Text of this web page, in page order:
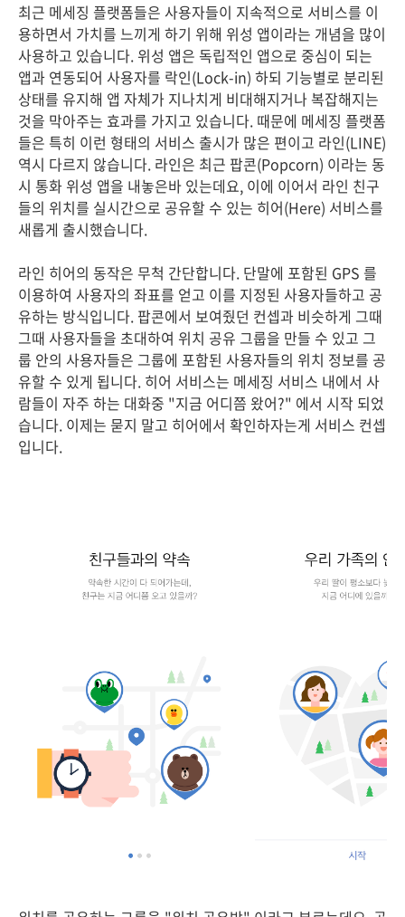
최근 메세징 플랫폼들은 사용자들이 지속적으로 서비스를 이
용하면서 가치를 느끼게 하기 위해 위성 앱이라는 개념을 많이
사용하고 있습니다. 위성 앱은 독립적인 앱으로 중심이 되는
앱과 연동되어 사용자를 락인(Lock-in) 하되 기능별로 분리된
상태를 유지해 앱 자체가 지나치게 비대해지거나 복잡해지는
것을 막아주는 효과를 가지고 있습니다. 때문에 메세징 플랫폼
들은 특히 이런 형태의 서비스 출시가 많은 편이고 라인(LINE)
역시 다르지 않습니다. 라인은 최근 팝콘(Popcorn) 이라는 동
시 통화 위성 앱을 내놓은바 있는데요, 이에 이어서 라인 친구
들의 위치를 실시간으로 공유할 수 있는 히어(Here) 서비스를
새롭게 출시했습니다.
라인 히어의 동작은 무척 간단합니다. 단말에 포함된 GPS 를
이용하여 사용자의 좌표를 얻고 이를 지정된 사용자들하고 공
유하는 방식입니다. 팝콘에서 보여줬던 컨셉과 비슷하게 그때
그때 사용자들을 초대하여 위치 공유 그룹을 만들 수 있고 그
룹 안의 사용자들은 그룹에 포함된 사용자들의 위치 정보를 공
유할 수 있게 됩니다. 히어 서비스는 메세징 서비스 내에서 사
람들이 자주 하는 대화중 "지금 어디쯤 왔어?" 에서 시작 되었
습니다. 이제는 묻지 말고 히어에서 확인하자는게 서비스 컨셉
입니다.